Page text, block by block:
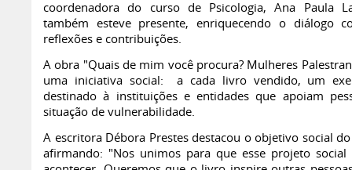
coordenadora do curso de Psicologia, Ana Paula
também esteve presente, enriquecendo o diálogo
reflexões e contribuições.
A obra "Quais de mim você procura? Mulheres
uma iniciativa social: a cada livro vendido, um
destinado à instituições e entidades que apoiam
situação de vulnerabilidade.
A escritora Débora Prestes destacou o objetivo social
afirmando: "Nos unimos para que esse projeto social